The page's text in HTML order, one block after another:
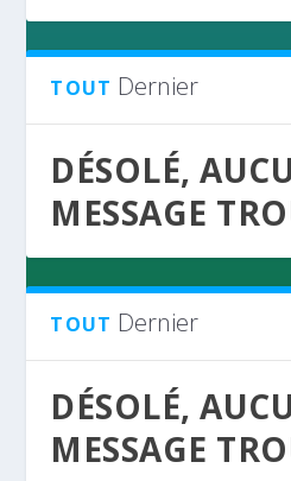
TOUT Dernier
DÉSOLÉ,
MESSAGE
TOUT Dernier
DÉSOLÉ,
MESSAGE